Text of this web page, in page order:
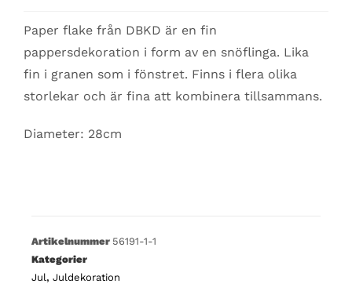
Paper flake från DBKD är en fin
pappersdekoration i form av en snöflinga. Lika
fin i granen som i fönstret. Finns i flera olika
storlekar och är fina att kombinera tillsammans.
Diameter: 28cm
Artikelnummer 56191-1-1
Kategorier
Jul, Juldekoration